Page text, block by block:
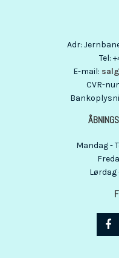
Adr:
Tel:
E-mail:
CVR-
Mandag -